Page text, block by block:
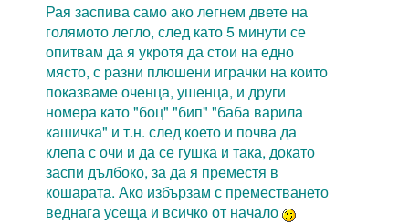
Рая заспива само ако легнем двете на
голямото легло, след като 5 минути се
опитвам да я укротя да стои на едно
място, с разни плюшени играчки на които
показваме оченца, ушенца, и други
номера като "боц" "бип" "баба варила
кашичка" и т.н. след което и почва да
клепа с очи и да се гушка и така, докато
заспи дълбоко, за да я преместя в
кошарата. Ако избързам с преместването
веднага усеща и всичко от начало